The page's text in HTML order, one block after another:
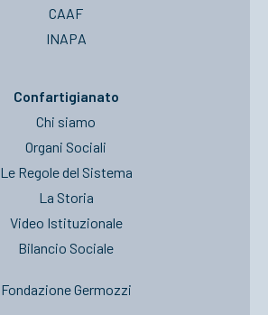
CAAF
INAPA
Confartigianato
Chi siamo
Organi Sociali
Le Regole del Sistema
La Storia
Video Istituzionale
Bilancio Sociale
Fondazione Germozzi